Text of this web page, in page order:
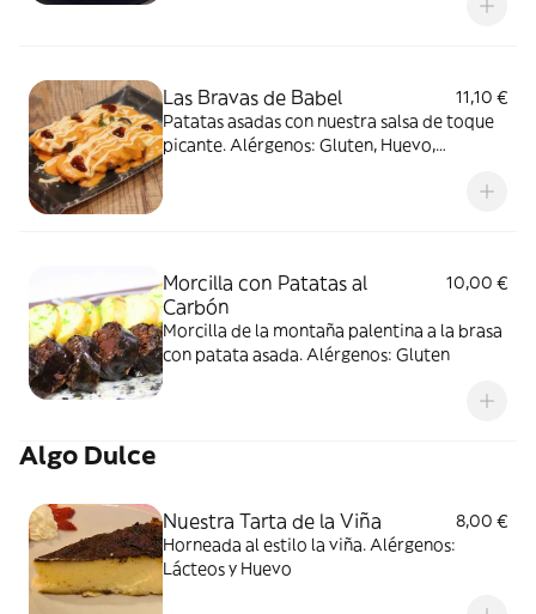
Las Bravas de Babel
11,10 €
Patatas asadas con nuestra salsa de toque
picante. Alérgenos: Gluten, Huevo,
Morcilla con Patatas al
Carbón
10,00 €
Morcilla de la montaña palentina a la brasa
con patata asada. Alérgenos: Gluten
Algo Dulce
Nuestra Tarta de la Viña
8,00 €
Horneada al estilo la viña. Alérgenos:
Lácteos y Huevo